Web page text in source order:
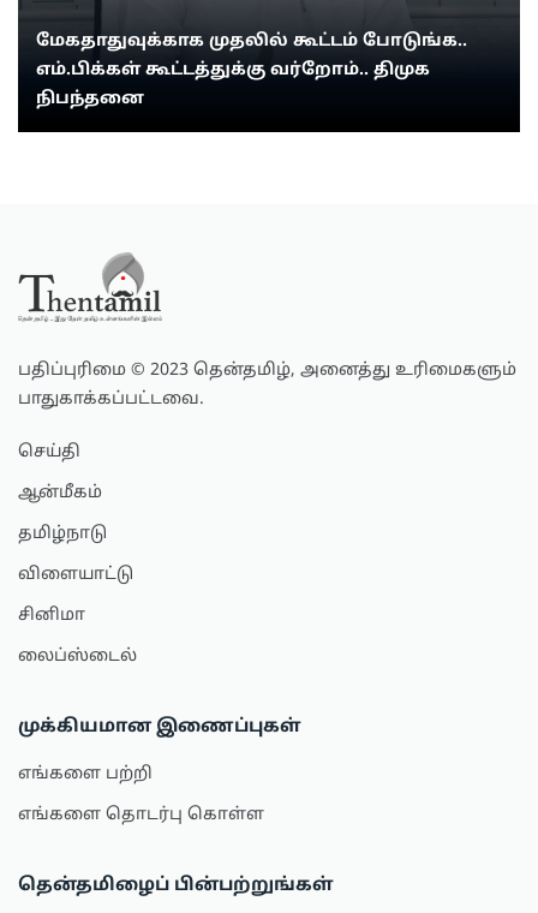
மேகதாதுவுக்காக முதலில் கூட்டம் போடுங்க..
எம்.பிக்கள் கூட்டத்துக்கு வர்றோம்.. திமுக
நிபந்தனை
பதிப்புரிமை © 2023 தென்தமிழ், அனைத்து உரிமைகளும்
பாதுகாக்கப்பட்டவை.
செய்தி
ஆன்மீகம்
தமிழ்நாடு
விளையாட்டு
சினிமா
லைப்ஸ்டைல்
முக்கியமான இணைப்புகள்
எங்களை பற்றி
எங்களை தொடர்பு கொள்ள
தென்தமிழைப் பின்பற்றுங்கள்